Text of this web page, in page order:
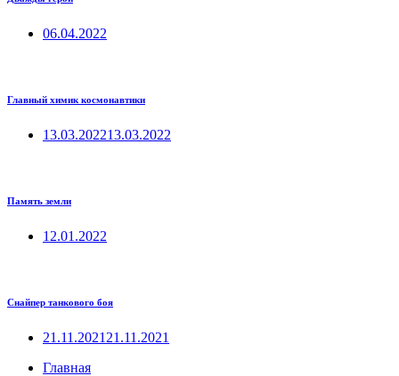
06.04.2022
Главный химик космонавтики
13.03.202213.03.2022
Память земли
12.01.2022
Снайпер танкового боя
21.11.2021 21.11.2021
Главная